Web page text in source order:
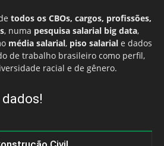
todos os CBOs, cargos, profissões,
, numa pesquisa salarial big data,
média salarial, piso salarial e dados
de trabalho brasileiro como perfil,
racial e de gênero.